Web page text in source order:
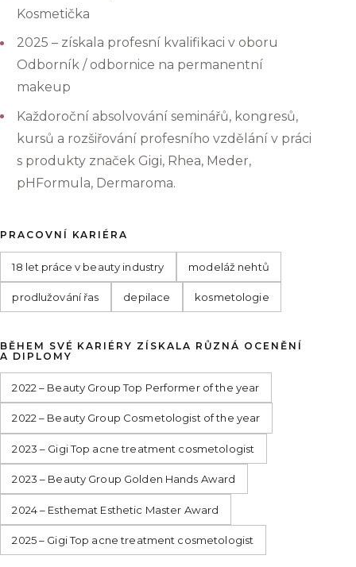
Kosmetička
2025 – získala profesní kvalifikaci v oboru
Odborník / odbornice na permanentní
makeup
Každoroční absolvování seminářů, kongresů,
kursů a rozšiřování profesního vzdělání v práci
s produkty značek Gigi, Rhea, Meder,
pHFormula, Dermaroma.
PRACOVNÍ KARIÉRA
18 let práce v beauty industry modeláž nehtů
prodlužování řas depilace kosmetologie
BĚHEM SVÉ KARIÉRY ZÍSKALA RŮZNÁ OCENĚNÍ
A DIPLOMY
2022 – Beauty Group Top Performer of the year
2022 – Beauty Group Cosmetologist of the year
2023 – Gigi Top acne treatment cosmetologist
2023 – Beauty Group Golden Hands Award
2024 – Esthemat Esthetic Master Award
2025 – Gigi Top acne treatment cosmetologist